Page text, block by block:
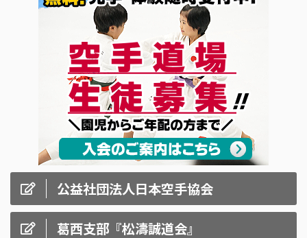
公益社団法人日本空手協会
葛西支部『松濤誠道会』